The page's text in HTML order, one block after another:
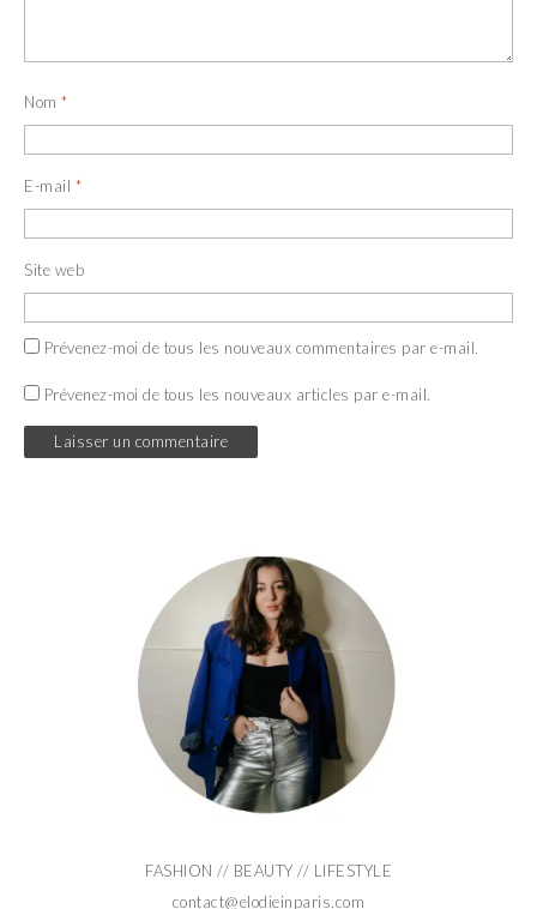
Nom *
E-mail *
Site web
Prévenez-moi de tous les nouveaux commentaires par e-mail.
Prévenez-moi de tous les nouveaux articles par e-mail.
FASHION // BEAUTY // LIFESTYLE
contact@elodieinparis.com